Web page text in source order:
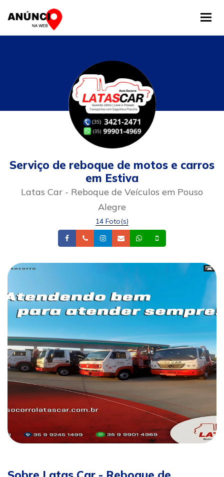
Serviço de reboque de motos e carros
em Estiva
Latas Car - Reboque de Veículos em Pouso
Alegre
14 Foto(s)
FacebookTelefoneInstagram
Email Whatsapp